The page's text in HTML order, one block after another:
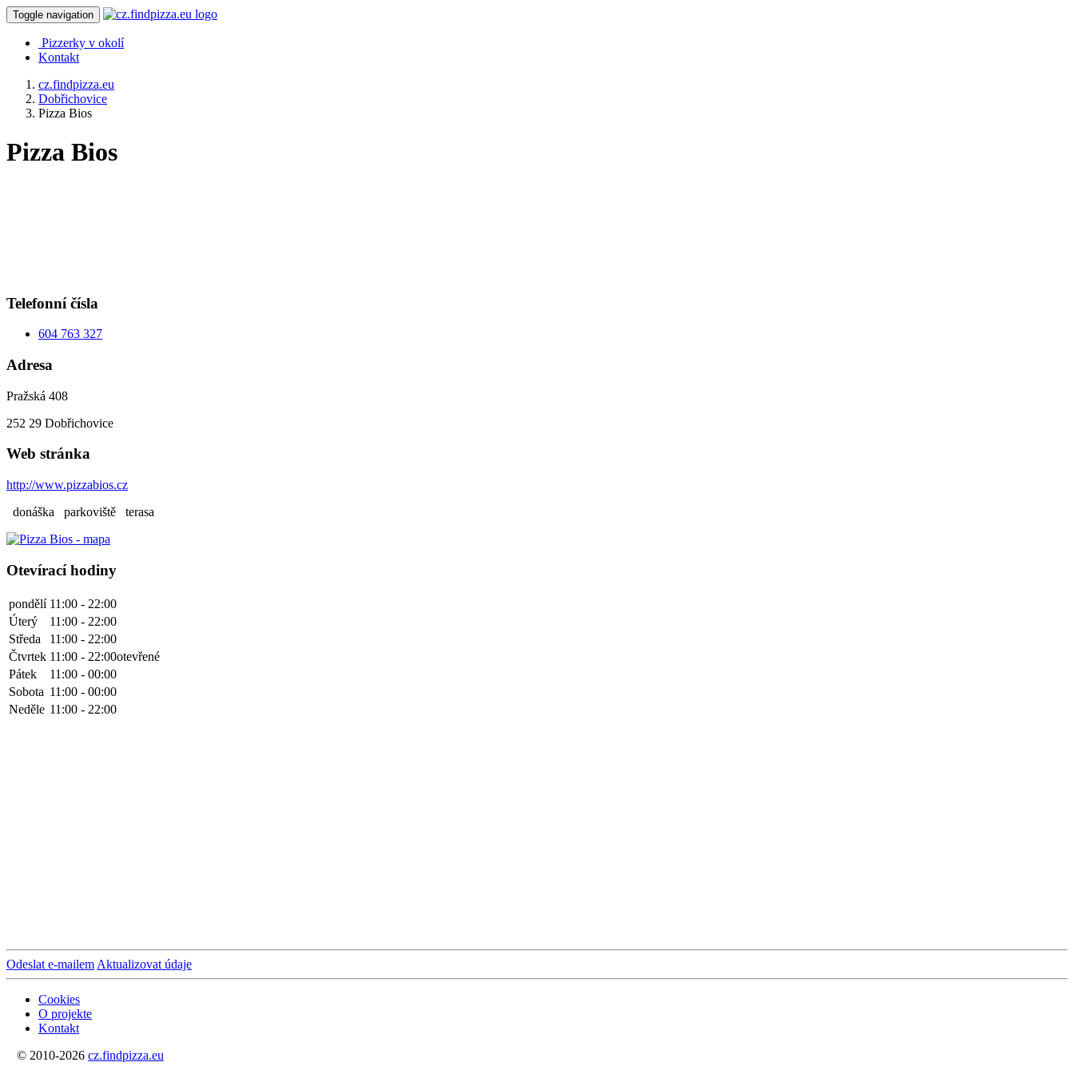
Toggle navigation
Pizzerky v okolí
Kontakt
cz.findpizza.eu
Dobřichovice
Pizza Bios
Pizza Bios
Telefonní čísla
604 763 327
Adresa
Pražská 408
252 29 Dobřichovice
Web stránka
http://www.pizzabios.cz
donáška
parkoviště terasa
Otevírací hodiny
pondělí 11:00 - 22:00
Úterý
11:00 - 22:00
Středa
11:00 - 22:00
Čtvrtek 11:00 - 22:00otevřené
Pátek
11:00 - 00:00
Sobota 11:00 - 00:00
Neděle 11:00 - 22:00
Odeslat e-mailem Aktualizovat údaje
Cookies
O projekte
Kontakt
© 2010-2026 cz.findpizza.eu